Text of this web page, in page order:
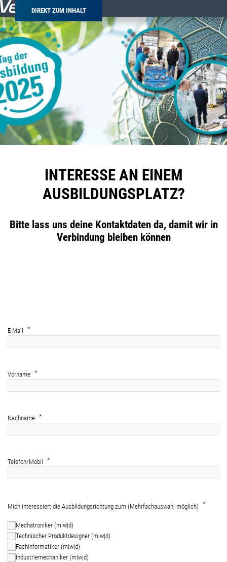
DIREKT ZUM INHALT
INTERESSE AN EINEM
AUSBILDUNGSPLATZ?
Bitte lass uns deine Kontaktdaten da, damit wir in
Verbindung bleiben können
E-Mail
Vorname
Nachname
Telefon/Mobil
Mich interessiert die Ausbildungsrichtung zum (Mehrfachauswahl möglich)
Mechatroniker (m|w|d)
Technischer Produktdesigner (m|w|d)
Fachinformatiker (m|w|d)
Industriemechaniker (m|w|d)